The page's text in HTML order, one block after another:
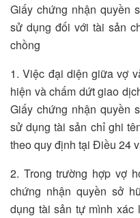
Giấy chứng nhận quyền
sử dụng đối với tài sản
chồng
1. Việc đại diện giữa vợ
hiện và chấm dứt giao
Giấy chứng nhận quyền
sử dụng tài sản chỉ ghi
theo quy định tại Điều 24
2. Trong trường hợp vợ
chứng nhận quyền sở
dụng tài sản tự mình xác